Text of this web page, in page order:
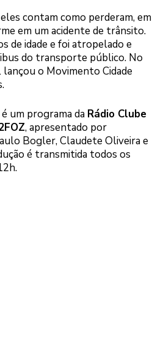
contam como perderam, em
em um acidente de trânsito.
de idade e foi atropelado e
do transporte público. No
o Movimento Cidade
é um programa da Rádio Clube
, apresentado por
Bogler, Claudete Oliveira e
é transmitida todos os